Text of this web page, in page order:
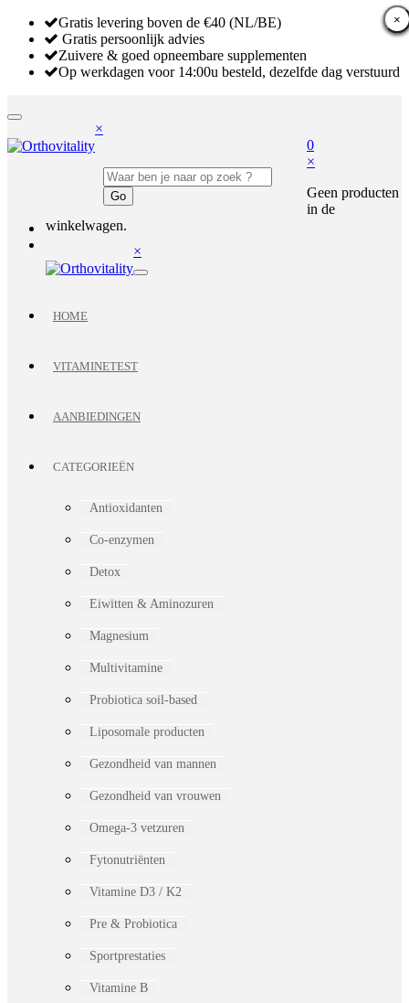
Gratis levering boven de €40 (NL/BE)
Gratis persoonlijk advies
Zuivere & goed opneembare supplementen
Op werkdagen voor 14:00u besteld, dezelfde dag verstuurd
×
0
×
Geen producten
in de
winkelwagen.
×
HOME
VITAMINETEST
AANBIEDINGEN
CATEGORIEËN
Antioxidanten
Co-enzymen
Detox
Eiwitten & Aminozuren
Magnesium
Multivitamine
Probiotica soil-based
Liposomale producten
Gezondheid van mannen
Gezondheid van vrouwen
Omega-3 vetzuren
Fytonutriënten
Vitamine D3 / K2
Pre & Probiotica
Sportprestaties
Vitamine B
×
×
×